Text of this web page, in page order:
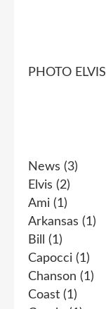
News (3)
Elvis (2)
Ami (1)
Arkansas (1)
Bill
(1)
Capocci (1)
Chanson (1)
Coast (1)
PHOTO ELVIS